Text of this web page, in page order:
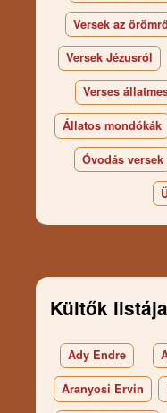
Versek az
Versek Jézusról
Verses
Állatos mondókák
Óvodás versek
Kültők
Ady Endre
Aranyosi Ervin